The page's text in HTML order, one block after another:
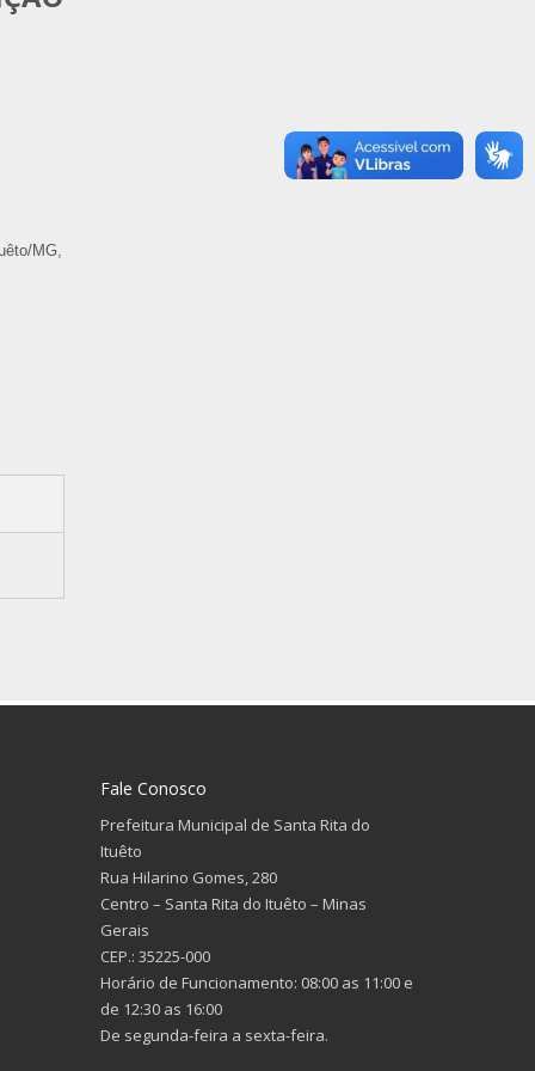
MG,
Fale Conosco
Prefeitura Municipal de Santa Rita do
Ituêto
Rua Hilarino Gomes, 280
Centro – Santa Rita do Ituêto – Minas
Gerais
CEP.: 35225-000
Horário de Funcionamento: 08:00 as 11:00 e
de 12:30 as 16:00
De segunda-feira a sexta-feira.